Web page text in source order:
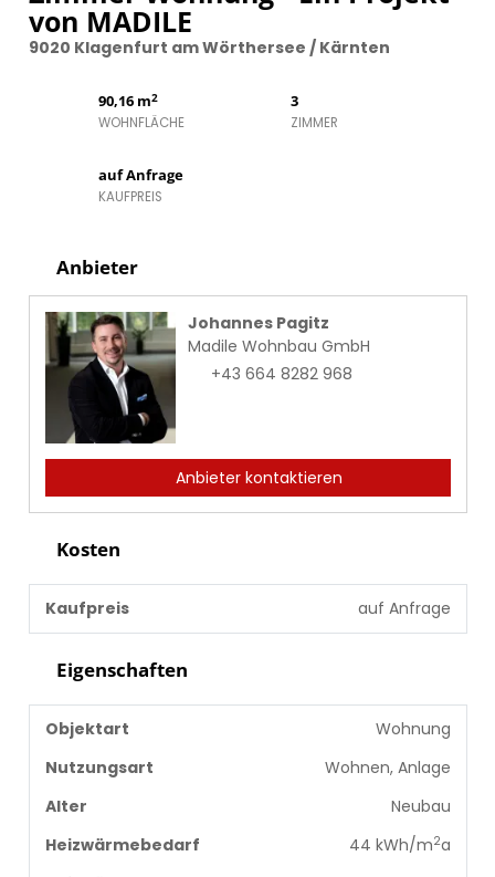
von MADILE
9020 Klagenfurt am Wörthersee / Kärnten
90,16 m2
WOHNFLÄCHE
3
ZIMMER
auf Anfrage
KAUFPREIS
Anbieter
Johannes Pagitz
Madile Wohnbau GmbH
+43 664 8282 968
Anbieter kontaktieren
Kosten
Kaufpreis auf Anfrage
Eigenschaften
Objektart
Wohnung
Nutzungsart
Wohnen, Anlage
Alter
Neubau
Heizwärmebedarf
44 kWh/m2a